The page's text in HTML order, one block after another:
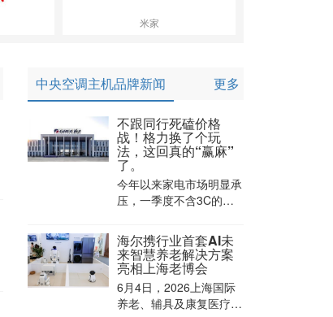
米家
中央空调主机品牌新闻 更多
不跟同行死磕价格
战！格力换了个玩
法，这回真的“赢麻”
了。
今年以来家电市场明显承
压，一季度不含3C的零
月降幅扩大至12.5%。增
量见顶、存量“内卷”，单
一爆品打天下的时代结
束，企业急需在不确定的
环境中拉高韧性。
海尔携行业首套AI未
来智慧养老解决方案
亮相上海老博会
6月4日，2026上海国际
养老、辅具及康复医疗博